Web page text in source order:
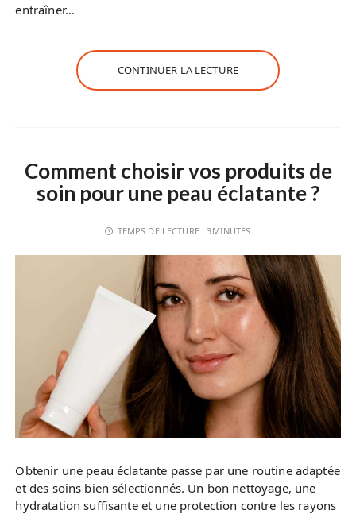
entraîner…
CONTINUER LA LECTURE
Comment choisir vos produits de
soin pour une peau éclatante ?
TEMPS DE LECTURE : 3MINUTES
Obtenir une peau éclatante passe par une routine adaptée
et des soins bien sélectionnés. Un bon nettoyage, une
hydratation suffisante et une protection contre les rayons